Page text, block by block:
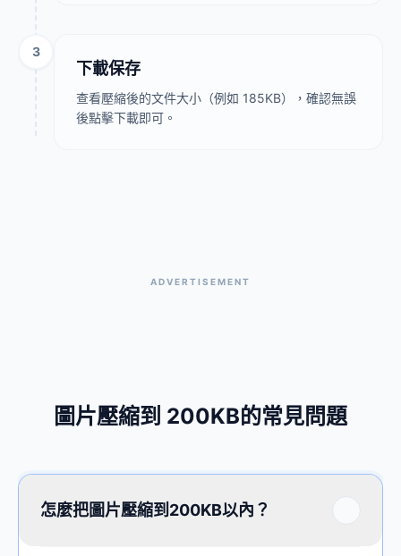
3
下載保存
查看壓縮後的文件大小（例如 185KB），確認無誤
後點擊下載即可。
ADVERTISEMENT
圖片壓縮到 200KB的常見問題
怎麼把圖片壓縮到200KB以內？